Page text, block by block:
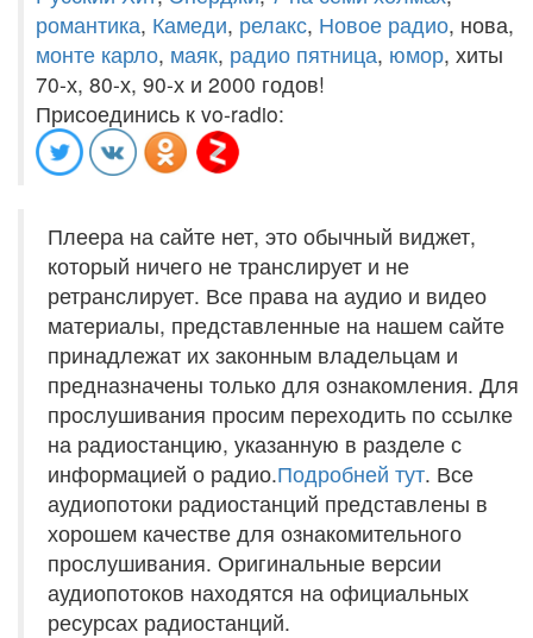
романтика, Камеди, релакс, Новое радио, нова,
монте карло, маяк, радио пятница, юмор, хиты
70-х, 80-х, 90-х и 2000 годов!
Присоединись к vo-radio:
Плеера на сайте нет, это обычный виджет,
который ничего не транслирует и не
ретранслирует. Все права на аудио и видео
материалы, представленные на нашем сайте
принадлежат их законным владельцам и
предназначены только для ознакомления. Для
прослушивания просим переходить по ссылке
на радиостанцию, указанную в разделе с
информацией о радио.Подробней тут. Все
аудиопотоки радиостанций представлены в
хорошем качестве для ознакомительного
прослушивания. Оригинальные версии
аудиопотоков находятся на официальных
ресурсах радиостанций.